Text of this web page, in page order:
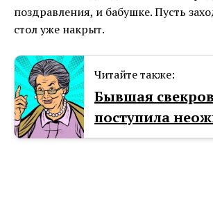
поздравления, и бабушке. Пусть
стол уже накрыт.
Читайте также:
Бывшая
поступила